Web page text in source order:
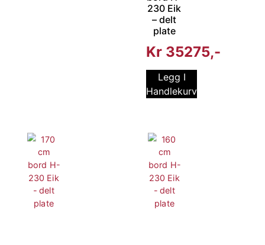
230 Eik
– delt
plate
Kr 35275
Legg I
Handlekurv